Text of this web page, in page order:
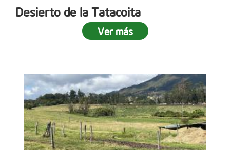
Desierto de la Tatacoita
Ver más